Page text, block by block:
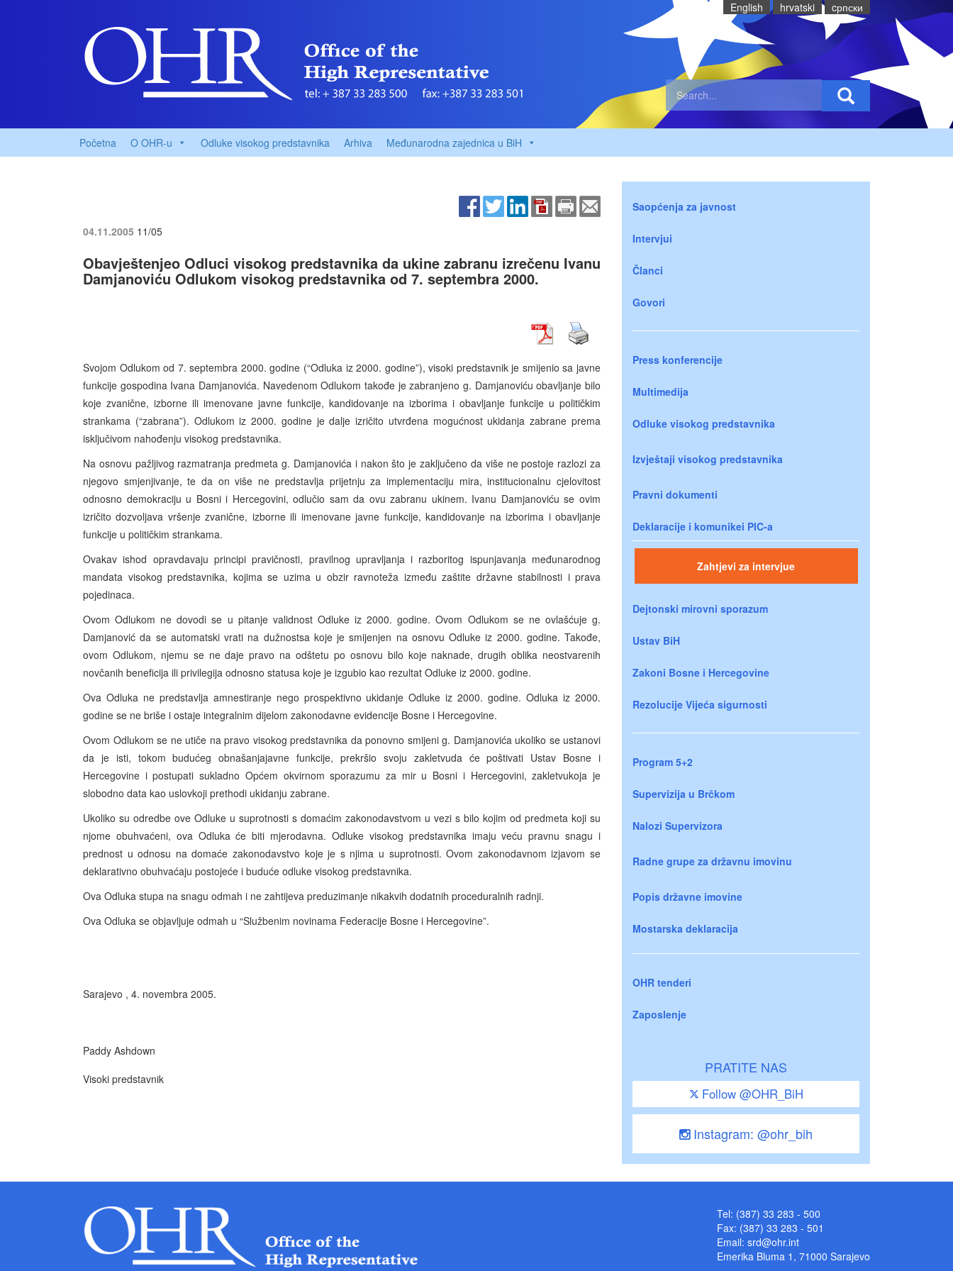
English hrvatski cрпски
Početna O OHR-u Odluke visokog predstavnika Arhiva Međunarodna zajednica u BiH
04.11.2005 11/05
Obavještenjeo Odluci visokog predstavnika da ukine zabranu izrečenu Ivanu
Damjanoviću Odlukom visokog predstavnika od 7. septembra 2000.
Svojom Odlukom od 7. septembra 2000. godine (“Odluka iz 2000. godine”), visoki predstavnik je smijenio sa javne
funkcije gospodina Ivana Damjanovića. Navedenom Odlukom takođe je zabranjeno g. Damjanoviću obavljanje bilo
koje zvanične, izborne ili imenovane javne funkcije, kandidovanje na izborima i obavljanje funkcije u političkim
strankama (“zabrana”). Odlukom iz 2000. godine je dalje izričito utvrđena mogućnost ukidanja zabrane prema
isključivom nahođenju visokog predstavnika.
Na osnovu pažljivog razmatranja predmeta g. Damjanovića i nakon što je zaključeno da više ne postoje razlozi za
njegovo smjenjivanje, te da on više ne predstavlja prijetnju za implementaciju mira, institucionalnu cjelovitost
odnosno demokraciju u Bosni i Hercegovini, odlučio sam da ovu zabranu ukinem. Ivanu Damjanoviću se ovim
izričito dozvoljava vršenje zvanične, izborne ili imenovane javne funkcije, kandidovanje na izborima i obavljanje
funkcije u političkim strankama.
Ovakav ishod opravdavaju principi pravičnosti, pravilnog upravljanja i razboritog ispunjavanja međunarodnog
mandata visokog predstavnika, kojima se uzima u obzir ravnoteža između zaštite državne stabilnosti i prava
pojedinaca.
Ovom Odlukom ne dovodi se u pitanje validnost Odluke iz 2000. godine. Ovom Odlukom se ne ovlašćuje g.
Damjanović da se automatski vrati na dužnostsa koje je smijenjen na osnovu Odluke iz 2000. godine. Takođe,
ovom Odlukom, njemu se ne daje pravo na odštetu po osnovu bilo koje naknade, drugih oblika neostvarenih
novčanih beneficija ili privilegija odnosno statusa koje je izgubio kao rezultat Odluke iz 2000. godine.
Ova Odluka ne predstavlja amnestiranje nego prospektivno ukidanje Odluke iz 2000. godine. Odluka iz 2000.
godine se ne briše i ostaje integralnim dijelom zakonodavne evidencije Bosne i Hercegovine.
Ovom Odlukom se ne utiče na pravo visokog predstavnika da ponovno smijeni g. Damjanovića ukoliko se ustanovi
da je isti, tokom budućeg obnašanjajavne funkcije, prekršio svoju zakletvuda će poštivati Ustav Bosne i
Hercegovine i postupati sukladno Općem okvirnom sporazumu za mir u Bosni i Hercegovini, zakletvukoja je
slobodno data kao uslovkoji prethodi ukidanju zabrane.
Ukoliko su odredbe ove Odluke u suprotnosti s domaćim zakonodavstvom u vezi s bilo kojim od predmeta koji su
njome obuhvaćeni, ova Odluka će biti mjerodavna. Odluke visokog predstavnika imaju veću pravnu snagu i
prednost u odnosu na domaće zakonodavstvo koje je s njima u suprotnosti. Ovom zakonodavnom izjavom se
deklarativno obuhvaćaju postojeće i buduće odluke visokog predstavnika.
Ova Odluka stupa na snagu odmah i ne zahtijeva preduzimanje nikakvih dodatnih proceduralnih radnji.
Ova Odluka se objavljuje odmah u “Službenim novinama Federacije Bosne i Hercegovine”.
Sarajevo , 4. novembra 2005.
Paddy Ashdown
Visoki predstavnik
Saopćenja za javnost
Intervjui
Članci
Govori
Press konferencije
Multimedija
Odluke visokog predstavnika
Izvještaji visokog predstavnika
Pravni dokumenti
Deklaracije i komunikei PIC-a
Zahtjevi za intervjue
Dejtonski mirovni sporazum
Ustav BiH
Zakoni Bosne i Hercegovine
Rezolucije Vijeća sigurnosti
Program 5+2
Supervizija u Brčkom
Nalozi Supervizora
Radne grupe za državnu imovinu
Popis državne imovine
Mostarska deklaracija
OHR tenderi
Zaposlenje
PRATITE NAS
Follow @OHR_BiH
Instagram: @ohr_bih
Tel: (387) 33 283 - 500
Fax: (387) 33 283 - 501
Email: srd@ohr.int
Emerika Bluma 1, 71000 Sarajevo